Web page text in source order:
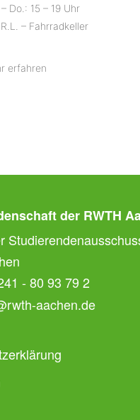
Do.: 15 – 19 Uhr
– Fahrradkeller
erfahren
der RWTH
- 80 93 79 2
aachen.de